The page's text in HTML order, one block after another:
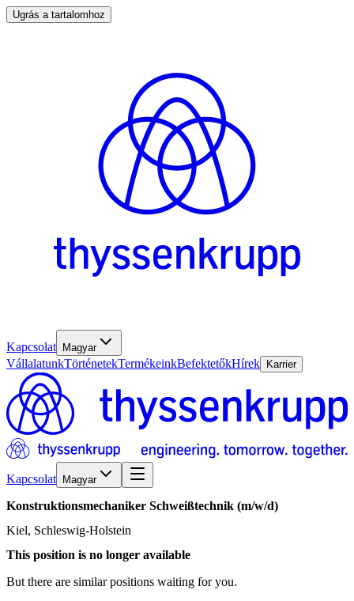
Ugrás a tartalomhoz
Kapcsolat Magyar
VállalatunkTörténetekTermékeinkBefektetőkHírek Karrier
Kapcsolat Magyar
Konstruktionsmechaniker Schweißtechnik (m/w/d)
Kiel, Schleswig-Holstein
This position is no longer available
But there are similar positions waiting for you.